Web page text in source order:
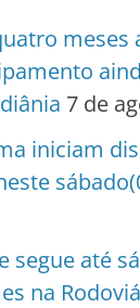
meses
7 de
iniciam
segue até
na